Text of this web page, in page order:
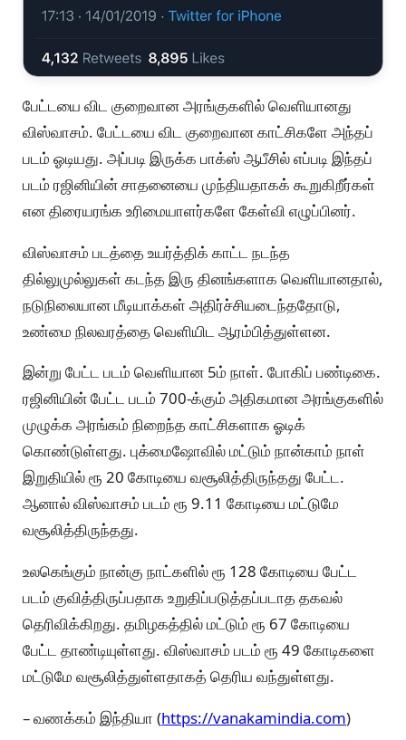
பேட்டயை விட குறைவான அரங்குகளில் வெளியானது
விஸ்வாசம். பேட்டயை விட குறைவான காட்சிகளே அந்தப்
படம் ஓடியது. அப்படி இருக்க பாக்ஸ் ஆபீசில் எப்படி இந்தப்
படம் ரஜினியின் சாதனையை முந்தியதாகக் கூறுகிறீர்கள்
என திரையரங்க உரிமையாளர்களே கேள்வி எழுப்பினர்.
விஸ்வாசம் படத்தை உயர்த்திக் காட்ட நடந்த
தில்லுமுல்லுகள் கடந்த இரு தினங்களாக வெளியானதால்,
நடுநிலையான மீடியாக்கள் அதிர்ச்சியடைந்ததோடு,
உண்மை நிலவரத்தை வெளியிட ஆரம்பித்துள்ளன.
இன்று பேட்ட படம் வெளியான 5ம் நாள். போகிப் பண்டிகை.
ரஜினியின் பேட்ட படம் 700-க்கும் அதிகமான அரங்குகளில்
முழுக்க அரங்கம் நிறைந்த காட்சிகளாக ஓடிக்
கொண்டுள்ளது. புக்மைஷோவில் மட்டும் நான்காம் நாள்
இறுதியில் ரூ 20 கோடியை வசூலித்திருந்தது பேட்ட.
ஆனால் விஸ்வாசம் படம் ரூ 9.11 கோடியை மட்டுமே
வசூலித்திருந்தது.
உலகெங்கும் நான்கு நாட்களில் ரூ 128 கோடியை பேட்ட
படம் குவித்திருப்பதாக உறுதிப்படுத்தப்படாத தகவல்
தெரிவிக்கிறது. தமிழகத்தில் மட்டும் ரூ 67 கோடியை
பேட்ட தாண்டியுள்ளது. விஸ்வாசம் படம் ரூ 49 கோடிகளை
மட்டுமே வசூலித்துள்ளதாகத் தெரிய வந்துள்ளது.
– வணக்கம் இந்தியா (https://vanakamindia.com)